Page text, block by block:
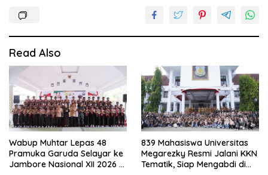
Read Also
Wabup Muhtar Lepas 48
Pramuka Garuda Selayar ke
Jambore Nasional XII 2026 di
839 Mahasiswa Universitas
Megarezky Resmi Jalani KKN
Tematik, Siap Mengabdi di